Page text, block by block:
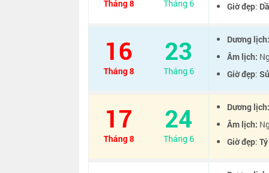
Tháng 8 Tháng 6
Giờ đẹp:
16
Tháng 8
23
Tháng 6
Dương lịch:
Âm lịch:
Giờ đẹp:
17
Tháng 8
24
Tháng 6
Dương lịch:
Âm lịch:
Giờ đẹp: Tý